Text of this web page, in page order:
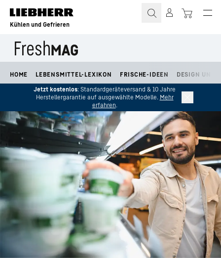
Zum Inhalt springen
Kühlen und Gefrieren
HOME LEBENSMITTEL-LEXIKON FRISCHE-IDEEN
DESIGN UND
Jetzt kostenlos: Standardgeräteversand & 10 Jahre
Herstellergarantie auf ausgewählte Modelle. Mehr
erfahren.